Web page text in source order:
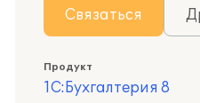
Связаться
Продукт
1С:Бухгалтерия 8